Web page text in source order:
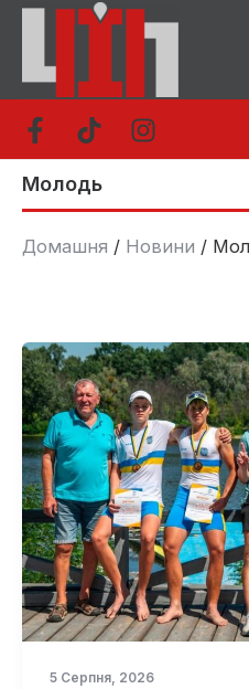
Перейти
вмісту
Молодь
Домашня Новини
5 Серпня, 2026